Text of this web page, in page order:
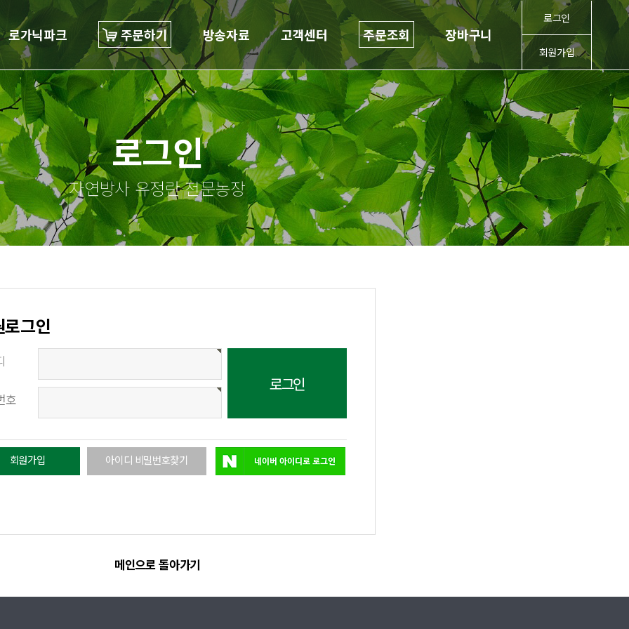
로가닉파크 주문하기 방송자료 고객센터 주문조회 장바구니
로그인
회원가입
로그인
자연방사 유정란 전문농장
그인
호
회원가입 아이디 비밀번호찾기
메인으로 돌아가기